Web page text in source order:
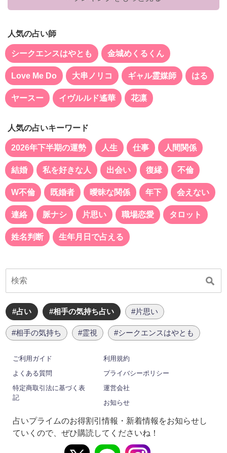
人気の占い師
シークエンスはやとも 金城めくるくん
Love Me Do 大串ノリコ ギャル霊媒師 はる
ヤースー イヴルルド遙華 花凛
人気の占いキーワード
2026年下半期の運勢 人生 仕事 人間関係
結婚 私を好きな人 出会い 復縁 不倫
W不倫 既婚者 曖昧な関係 年下 会えない
連絡 脈ナシ 片思い 職場恋愛 タロット
姓名判断 生年月日で占える
#占い #相手の気持ち占い #片思い
#相手の気持ち #霊視 #シークエンスはやとも
ご利用ガイド
利用規約
よくある質問
プライバシーポリシー
特定商取引法に基づく表
記
運営会社
お知らせ
占いプライムのお得割引情報・新着情報をお知らせし
ていくので、ぜひ購読してくださいね！